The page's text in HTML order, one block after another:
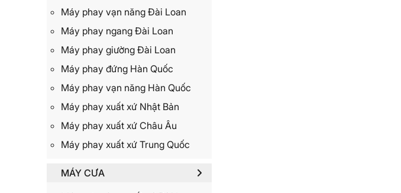
Máy phay vạn năng Đài Loan
Máy phay ngang Đài Loan
Máy phay giường Đài Loan
Máy phay đứng Hàn Quốc
Máy phay vạn năng Hàn Quốc
Máy phay xuất xứ Nhật Bản
Máy phay xuất xứ Châu Âu
Máy phay xuất xứ Trung Quốc
MÁY CƯA